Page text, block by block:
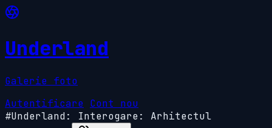
Underland
Galerie foto
Autentificare Cont nou
#Underland:
Interogare: Arhitectul